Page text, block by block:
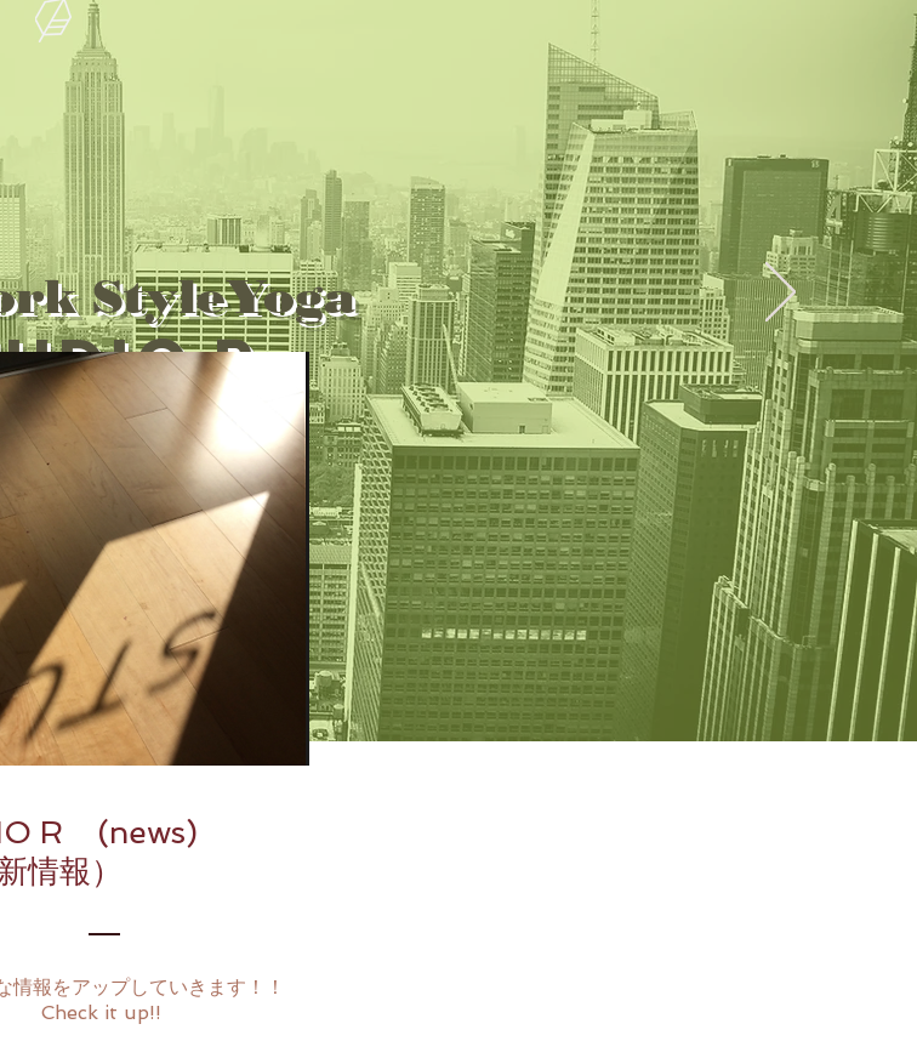
StyleYoga
R
studio
情報をアップしていきます！！
Check it up!!
R (news)
報）